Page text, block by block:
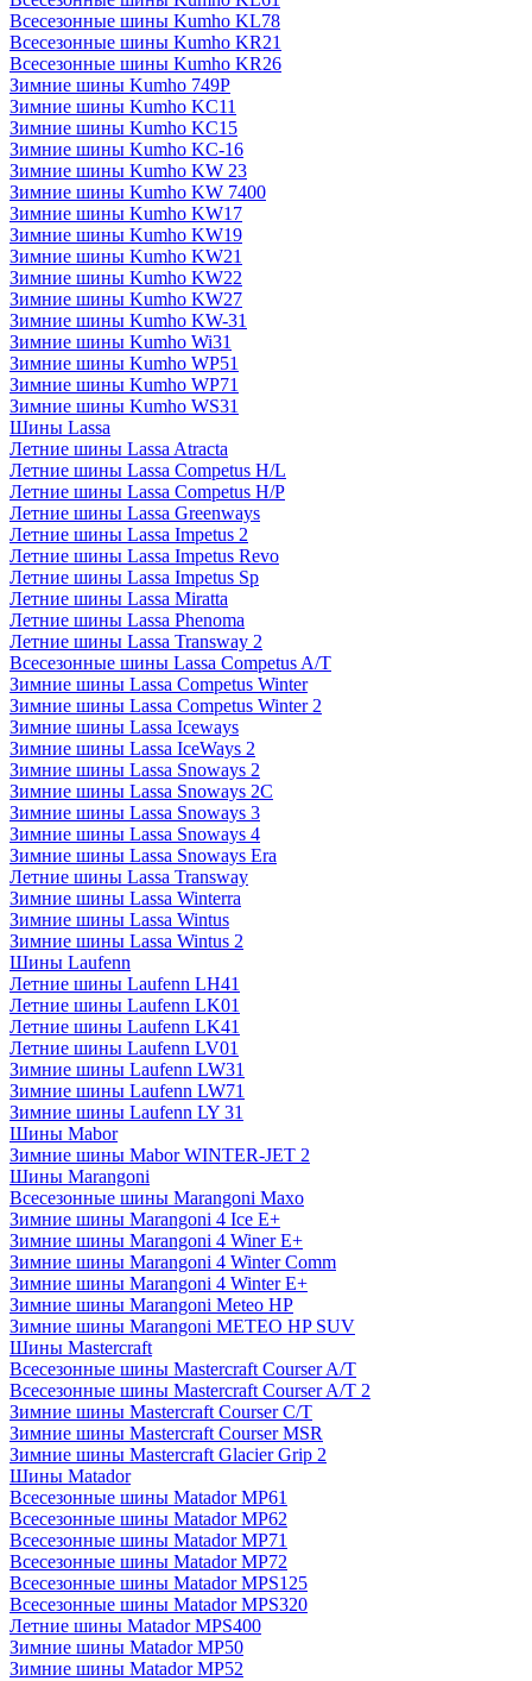
Всесезонные шины Kumho KL78
Всесезонные шины Kumho KR21
Всесезонные шины Kumho KR26
Зимние шины Kumho 749P
Зимние шины Kumho KC11
Зимние шины Kumho KC15
Зимние шины Kumho KC-16
Зимние шины Kumho KW 23
Зимние шины Kumho KW 7400
Зимние шины Kumho KW17
Зимние шины Kumho KW19
Зимние шины Kumho KW21
Зимние шины Kumho KW22
Зимние шины Kumho KW27
Зимние шины Kumho KW-31
Зимние шины Kumho Wi31
Зимние шины Kumho WP51
Зимние шины Kumho WP71
Зимние шины Kumho WS31
Шины Lassa
Летние шины Lassa Atracta
Летние шины Lassa Competus H/L
Летние шины Lassa Competus H/P
Летние шины Lassa Greenways
Летние шины Lassa Impetus 2
Летние шины Lassa Impetus Revo
Летние шины Lassa Impetus Sp
Летние шины Lassa Miratta
Летние шины Lassa Phenoma
Летние шины Lassa Transway 2
Всесезонные шины Lassa Competus A/T
Зимние шины Lassa Competus Winter
Зимние шины Lassa Competus Winter 2
Зимние шины Lassa Iceways
Зимние шины Lassa IceWays 2
Зимние шины Lassa Snoways 2
Зимние шины Lassa Snoways 2C
Зимние шины Lassa Snoways 3
Зимние шины Lassa Snoways 4
Зимние шины Lassa Snoways Era
Летние шины Lassa Transway
Зимние шины Lassa Winterra
Зимние шины Lassa Wintus
Зимние шины Lassa Wintus 2
Шины Laufenn
Летние шины Laufenn LH41
Летние шины Laufenn LK01
Летние шины Laufenn LK41
Летние шины Laufenn LV01
Зимние шины Laufenn LW31
Зимние шины Laufenn LW71
Зимние шины Laufenn LY 31
Шины Mabor
Зимние шины Mabor WINTER-JET 2
Шины Marangoni
Всесезонные шины Marangoni Maxo
Зимние шины Marangoni 4 Ice E+
Зимние шины Marangoni 4 Winer E+
Зимние шины Marangoni 4 Winter Comm
Зимние шины Marangoni 4 Winter E+
Зимние шины Marangoni Meteo HP
Зимние шины Marangoni METEO HP SUV
Шины Mastercraft
Всесезонные шины Mastercraft Courser A/T
Всесезонные шины Mastercraft Courser A/T 2
Зимние шины Mastercraft Courser C/T
Зимние шины Mastercraft Courser MSR
Зимние шины Mastercraft Glacier Grip 2
Шины Matador
Всесезонные шины Matador MP61
Всесезонные шины Matador MP62
Всесезонные шины Matador MP71
Всесезонные шины Matador MP72
Всесезонные шины Matador MPS125
Всесезонные шины Matador MPS320
Летние шины Matador MPS400
Зимние шины Matador MP50
Зимние шины Matador MP52